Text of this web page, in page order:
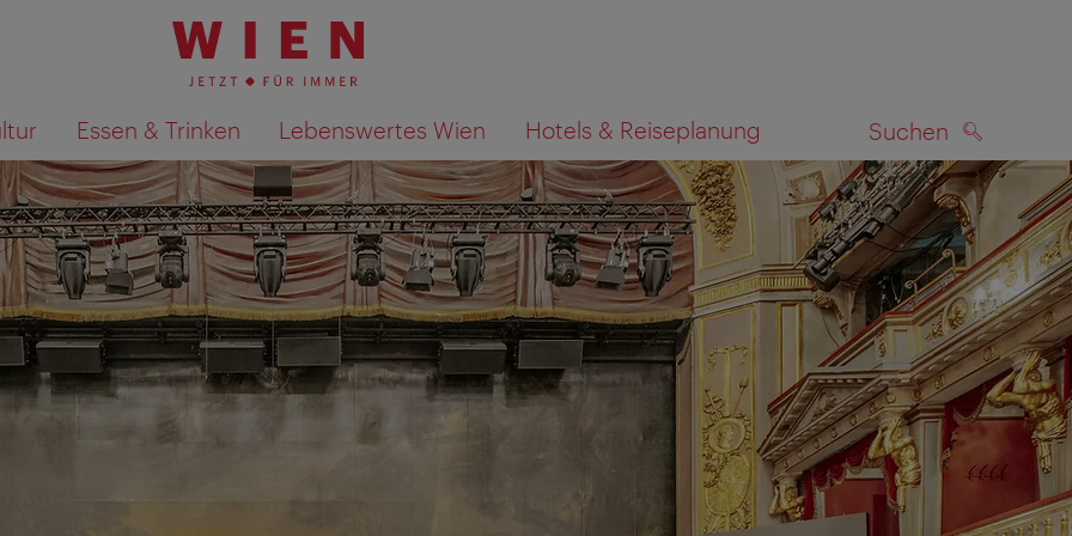
Essen & Trinken Lebenswertes Wien Hotels & Reiseplanung Suchen
Suchergebnisse auf Karte anzeigen SUCHEN